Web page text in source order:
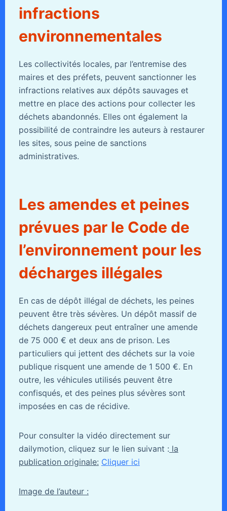
infractions
environnementales
Les collectivités locales, par l’entremise des
maires et des préfets, peuvent sanctionner les
infractions relatives aux dépôts sauvages et
mettre en place des actions pour collecter les
déchets abandonnés. Elles ont également la
possibilité de contraindre les auteurs à restaurer
les sites, sous peine de sanctions
administratives.
Les amendes et peines
prévues par le Code de
l’environnement pour les
décharges illégales
En cas de dépôt illégal de déchets, les peines
peuvent être très sévères. Un dépôt massif de
déchets dangereux peut entraîner une amende
de 75 000 € et deux ans de prison. Les
particuliers qui jettent des déchets sur la voie
publique risquent une amende de 1 500 €. En
outre, les véhicules utilisés peuvent être
confisqués, et des peines plus sévères sont
imposées en cas de récidive.
Pour consulter la vidéo directement sur
dailymotion, cliquez sur le lien suivant : la
publication originale: Cliquer ici
Image de l’auteur :